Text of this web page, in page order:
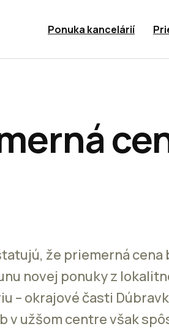
Ponuka kancelárií
že priemerná
novej ponuky z
– okrajové časti
v užšom centre však